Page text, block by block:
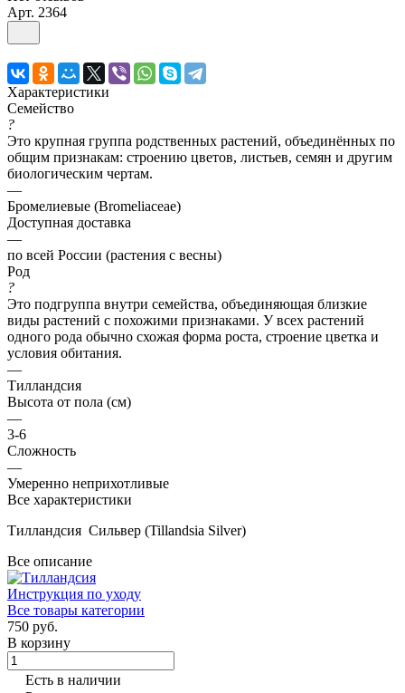
Арт. 2364
Характеристики
Семейство
?
Это крупная группа родственных растений, объединённых по
общим признакам: строению цветов, листьев, семян и другим
биологическим чертам.
—
Бромелиевые (Bromeliaceae)
Доступная доставка
—
по всей России (растения с весны)
Род
?
Это подгруппа внутри семейства, объединяющая близкие
виды растений с похожими признаками. У всех растений
одного рода обычно схожая форма роста, строение цветка и
условия обитания.
—
Тилландсия
Высота от пола (см)
—
3-6
Сложность
—
Умеренно неприхотливые
Все характеристики
Тилландсия Сильвер (Tillandsia Silver)
Все описание
Инструкция по уходу
Все товары категории
750 руб.
В корзину
Есть в наличии